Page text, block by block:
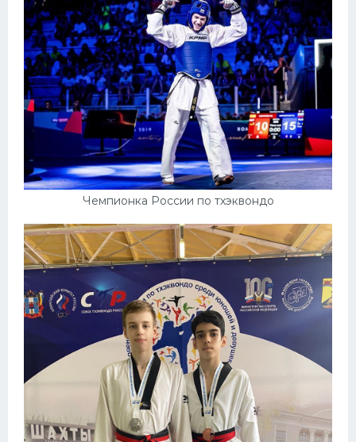
Чемпионка России по тхэквондо